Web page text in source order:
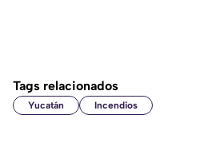
Tags relacionados
Yucatán Incendios